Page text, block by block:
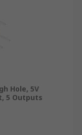
Hole, 5V
5 Outputs